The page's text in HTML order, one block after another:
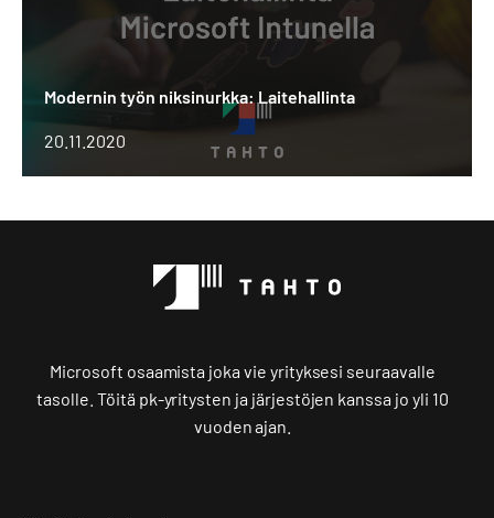
Modernin työn niksinurkka: Laitehallinta
20.11.2020
Microsoft osaamista joka vie yrityksesi seuraavalle
tasolle. Töitä pk-yritysten ja järjestöjen kanssa jo yli 10
vuoden ajan.